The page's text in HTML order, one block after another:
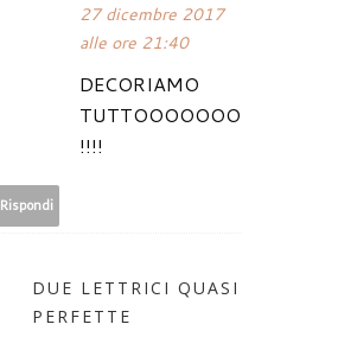
27 dicembre 2017
alle ore 21:40
DECORIAMO
TUTTOOOOOOO
!!!!
Rispondi
DUE LETTRICI QUASI
PERFETTE